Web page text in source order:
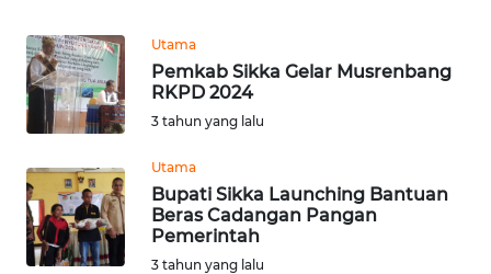
Utama
Pemkab Sikka Gelar Musrenbang
RKPD 2024
3 tahun yang lalu
Utama
Bupati Sikka Launching Bantuan
Beras Cadangan Pangan
Pemerintah
3 tahun yang lalu
WN
SULTRA
WN
WN
SULTENG